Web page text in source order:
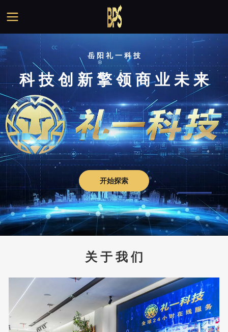
科 技 创 新 擎 领 商 业 未 来
岳 阳 礼 一 科 技
开始探索
关 于 我 们